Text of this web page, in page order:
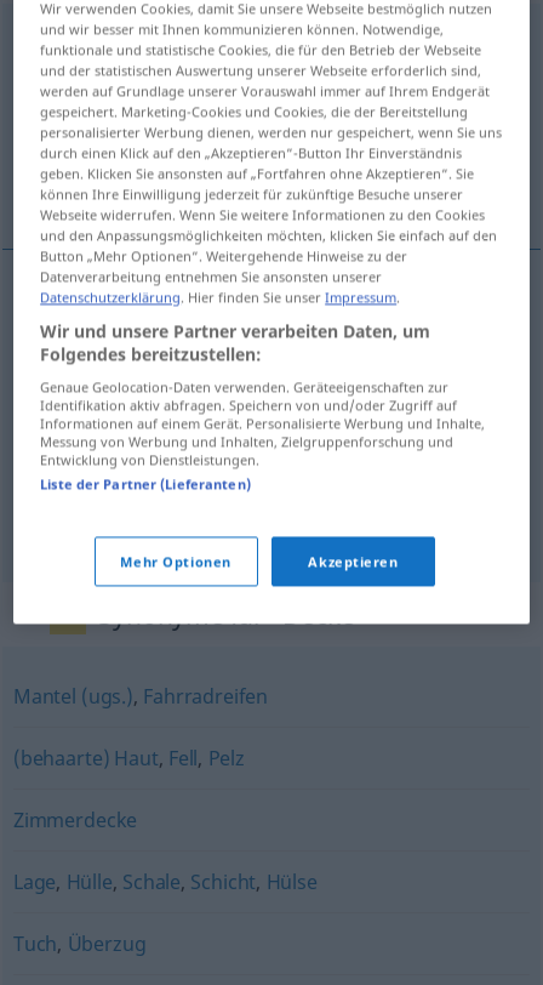
Deckef
Übersicht aller Übersetzungen
(Für mehr Details die Übersetzung anklicken/antippen)
deken, het kleed, het wegdek, plafond,
zoldering
deken Decke
(het)plafond,zoldering Decke ARCH
(het)wegdek DeckeStraßendecke
Synonyme für "Decke"
Mantel (ugs.), Fahrradreifen
(behaarte) Haut, Fell, Pelz
Zimmerdecke
Lage, Hülle, Schale, Schicht, Hülse
Tuch, Überzug
Wir verwenden Cookies, damit Sie unsere Webseite bestmöglich nutzen
und wir besser mit Ihnen kommunizieren können. Notwendige,
funktionale und statistische Cookies, die für den Betrieb der Webseite
und der statistischen Auswertung unserer Webseite erforderlich sind,
werden auf Grundlage unserer Vorauswahl immer auf Ihrem Endgerät
gespeichert. Marketing-Cookies und Cookies, die der Bereitstellung
personalisierter Werbung dienen, werden nur gespeichert, wenn Sie uns
durch einen Klick auf den „Akzeptieren“-Button Ihr Einverständnis
geben. Klicken Sie ansonsten auf „Fortfahren ohne Akzeptieren“. Sie
können Ihre Einwilligung jederzeit für zukünftige Besuche unserer
Webseite widerrufen. Wenn Sie weitere Informationen zu den Cookies
und den Anpassungsmöglichkeiten möchten, klicken Sie einfach auf den
Button „Mehr Optionen“. Weitergehende Hinweise zu der
Datenverarbeitung entnehmen Sie ansonsten unserer
Datenschutzerklärung. Hier finden Sie unserImpressum.
Wir und unsere Partner verarbeiten Daten, um
Folgendes bereitzustellen:
Genaue Geolocation-Daten verwenden. Geräteeigenschaften zur
Identifikation aktiv abfragen. Speichern von und/oder Zugriff auf
Informationen auf einem Gerät. Personalisierte Werbung und Inhalte,
Messung von Werbung und Inhalten, Zielgruppenforschung und
Entwicklung von Dienstleistungen.
Liste der Partner (Lieferanten)
Mehr Optionen Akzeptieren